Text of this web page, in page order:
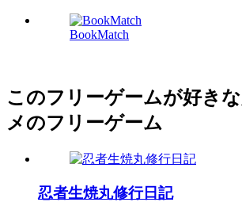
BookMatch
このフリーゲームが好き
メのフリーゲーム
忍者生焼丸修行日記